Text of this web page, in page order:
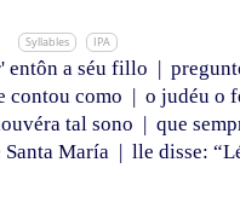
Syllables IPA
entôn a séu fillo |
contou como | o judéu o
tal sono | que
Santa María | lle disse: